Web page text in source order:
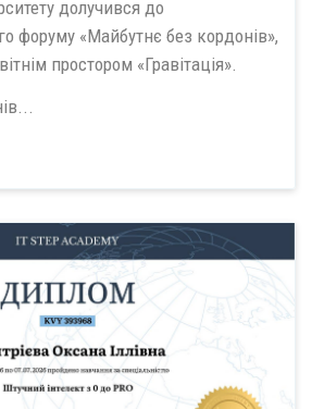
долучився до
форуму «Майбутнє без кордонів»,
простором «Гравітація».